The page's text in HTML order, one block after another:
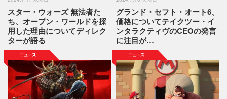
スター・ウォーズ 無法者た
ち、オープン・ワールドを採
用した理由についてディレク
ターが語る
グランド・セフト・オート6、
価格についてテイクツー・イ
ンタラクティヴのCEOの発言
に注目が…